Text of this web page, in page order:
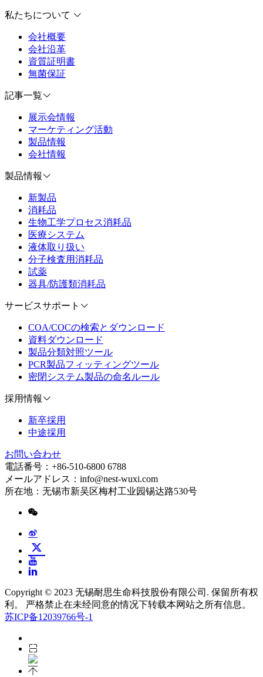
私たちについて
会社概要
会社沿革
資質証明書
無菌保証
記事一覧
展示会情報
マーケティング活動
製品情報
会社情報
製品情報
新製品
消耗品
生物工学プロセス消耗品
医療システム
液体取り扱い
分子検査用消耗品
試薬
器具/防護類消耗品
サービスサポート
COA/COCの検索とダウンロード
資料ダウンロード
製品分類対照ツール
PCR製品フィッティングツール
密閉システム製品の命名ルール
採用情報
新卒採用
中途採用
お問い合わせ
電話番号：+86-510-6800 6788
メールアドレス：info@nest-wuxi.com
所在地：无锡市新吴区梅村工业园锡达路530号
Copyright © 2023 无锡耐思生命科技股份有限公司. 保留所有权
利。 严格禁止在未经同意的情况下转载本网站之所有信息。
苏ICP备12039766号-1